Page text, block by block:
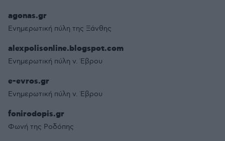
agonas.gr
Ενημερωτική πύλη της Ξάνθης
alexpolisonline.blogspot.com
Ενημερωτική πύλη ν. Έβρου
e-evros.gr
Ενημερωτική πύλη ν. Έβρου
fonirodopis.gr
Φωνή της Ροδόπης